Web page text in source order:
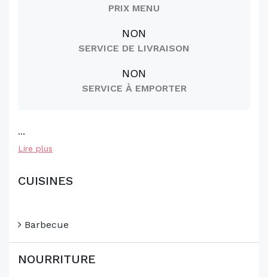
PRIX MENU
NON
SERVICE DE LIVRAISON
NON
SERVICE À EMPORTER
...
Lire plus
CUISINES
Barbecue
NOURRITURE